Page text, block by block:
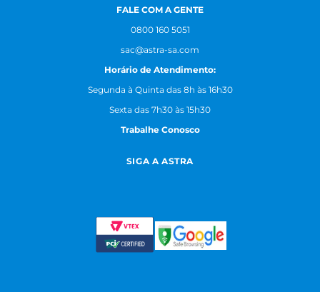
FALE COM A GENTE
0800 160 5051
sac@astra-sa.com
Horário de Atendimento:
Segunda à Quinta das 8h às 16h30
Sexta das 7h30 às 15h30
Trabalhe Conosco
SIGA A ASTRA